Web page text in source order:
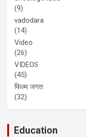
(9)
vadodara
(14)
Video
(26)
VIDEOS
(45)
फिल्म जगत
(32)
Education